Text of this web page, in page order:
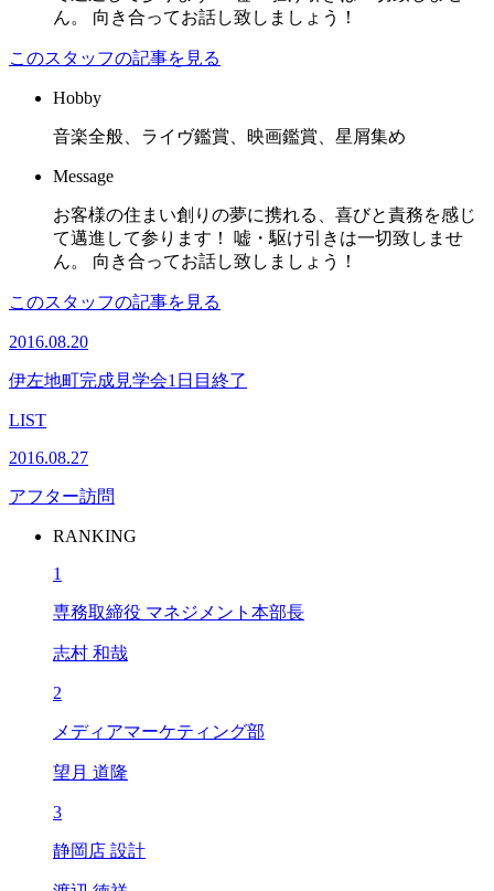
ん。 向き合ってお話し致しましょう！
このスタッフの記事を見る
Hobby
音楽全般、ライヴ鑑賞、映画鑑賞、星屑集め
Message
お客様の住まい創りの夢に携れる、喜びと責務を感じ
て邁進して参ります！ 嘘・駆け引きは一切致しませ
ん。 向き合ってお話し致しましょう！
このスタッフの記事を見る
2016.08.20
伊左地町完成見学会1日目終了
LIST
2016.08.27
アフター訪問
RANKING
1
専務取締役 マネジメント本部長
志村 和哉
2
メディアマーケティング部
望月 道隆
3
静岡店 設計